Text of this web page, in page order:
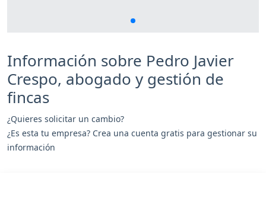
Información sobre Pedro Javier
Crespo, abogado y gestión de
fincas
¿Quieres solicitar un cambio?
¿Es esta tu empresa? Crea una cuenta gratis para gestionar su
información